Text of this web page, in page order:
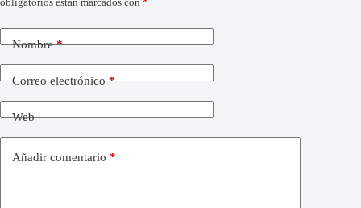
Nombre*
Correo electrónico*
Web
Añadir comentario *